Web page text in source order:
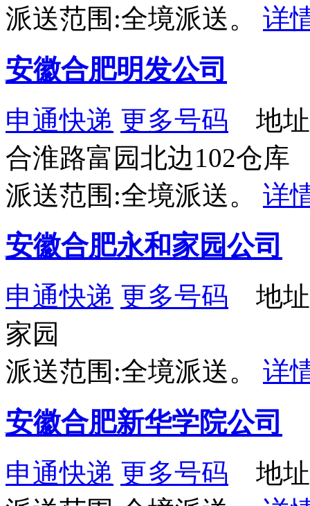
派送范围:全境派送。 详
安徽合肥明发公司
申通快递 更多号码 地址
合淮路富园北边102仓库
派送范围:全境派送。 详
安徽合肥永和家园公司
申通快递 更多号码 地址
家园
派送范围:全境派送。 详
安徽合肥新华学院公司
申通快递 更多号码 地址